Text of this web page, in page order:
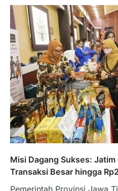
Misi Dagang Sukses: Jatim
Transaksi Besar hingga
Pemerintah Provinsi Jawa